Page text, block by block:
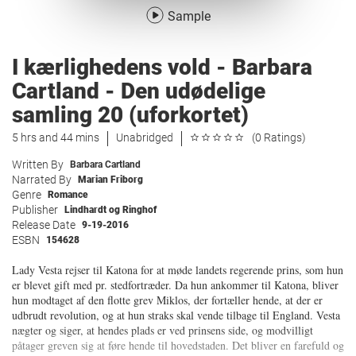
Sample
I kærlighedens vold - Barbara
Cartland - Den udødelige
samling 20 (uforkortet)
5 hrs and 44 mins Unabridged (0 Ratings)
Written By Barbara Cartland
Narrated By Marian Friborg
Genre Romance
Publisher Lindhardt og Ringhof
Release Date 9-19-2016
ESBN 154628
Lady Vesta rejser til Katona for at møde landets regerende prins, som hun
er blevet gift med pr. stedfortræder. Da hun ankommer til Katona, bliver
hun modtaget af den flotte grev Miklos, der fortæller hende, at der er
udbrudt revolution, og at hun straks skal vende tilbage til England. Vesta
nægter og siger, at hendes plads er ved prinsens side, og modvilligt
påtager greven sig at føre hende til hovedstaden. Det bliver en farefuld og